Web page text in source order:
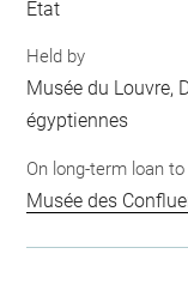
Etat
Held by
Musée du Louvre,
égyptiennes
On long-term loan to
Musée des